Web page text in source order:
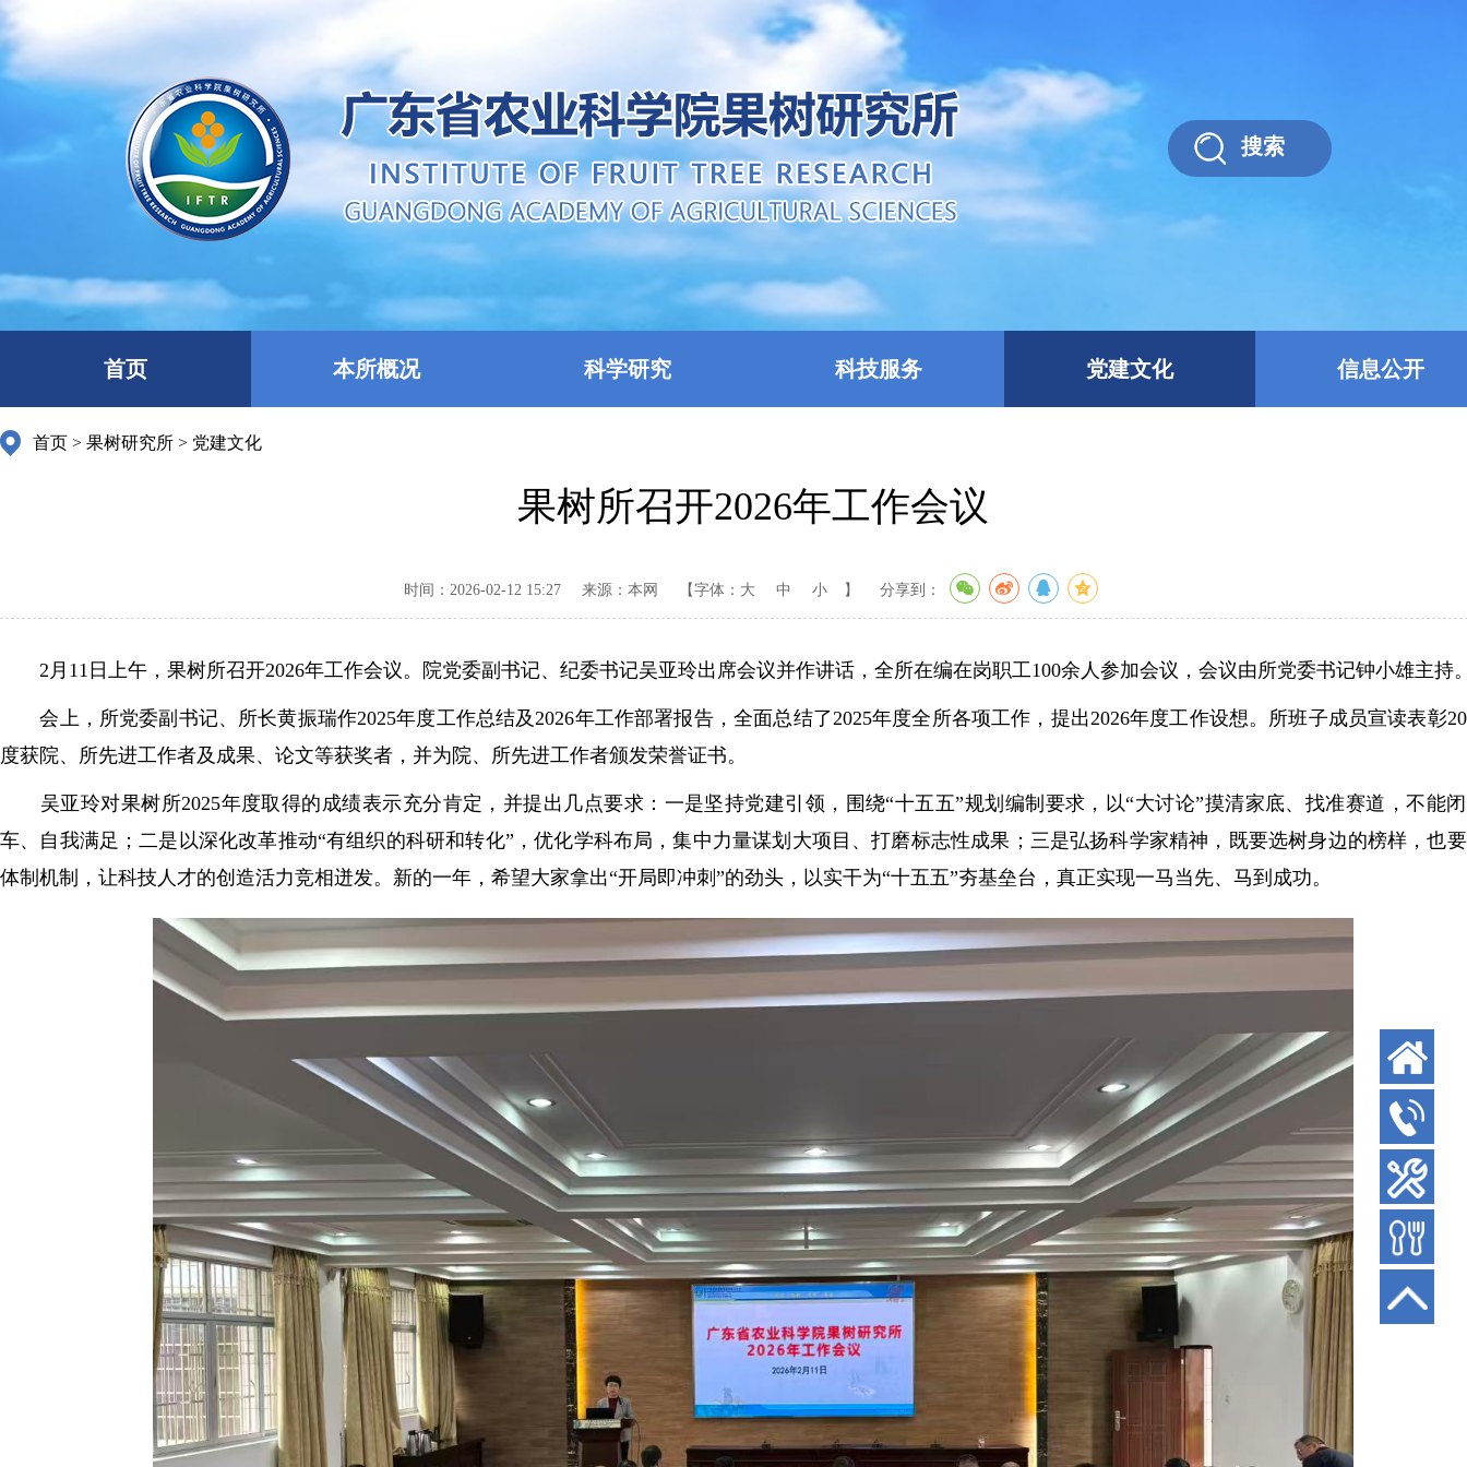
搜索
首页 本所概况 科学研究 科技服务 党建文化 信息公开
首页 > 果树研究所 > 党建文化
果树所召开2026年工作会议
时间：2026-02-12 15:27 来源：本网 【字体： 大 中 小 】 分享到：
2月11日上午，果树所召开2026年工作会议。院党委副书记、纪委书记吴亚玲出席会议并作讲话，全所在编在岗职工100余人参加会议，会议由所党委书记钟小雄主持
会上，所党委副书记、所长黄振瑞作2025年度工作总结及2026年工作部署报告，全面总结了2025年度全所各项工作，提出2026年度工作设想。所班子成员宣读表彰
度获院、所先进工作者及成果、论文等获奖者，并为院、所先进工作者颁发荣誉证书。
吴亚玲对果树所2025年度取得的成绩表示充分肯定，并提出几点要求：一是坚持党建引领，围绕“十五五”规划编制要求，以“大讨论”摸清家底、找准赛道，不能
车、自我满足；二是以深化改革推动“有组织的科研和转化”，优化学科布局，集中力量谋划大项目、打磨标志性成果；三是弘扬科学家精神，既要选树身边的榜样，也
体制机制，让科技人才的创造活力竞相迸发。新的一年，希望大家拿出“开局即冲刺”的劲头，以实干为“十五五”夯基垒台，真正实现一马当先、马到成功。